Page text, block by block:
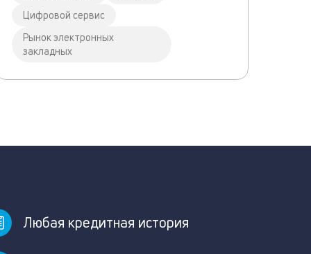
Цифровой сервис
Рынок электронных
закладных
Любая кредитная история